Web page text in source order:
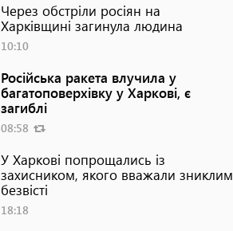
Через обстріли росіян на
Харківщині загинула людина
10:10
Російська ракета влучила у
багатоповерхівку у Харкові, є
загиблі
08:58
У Харкові попрощались із
захисником, якого вважали зниклим
безвісті
18:18